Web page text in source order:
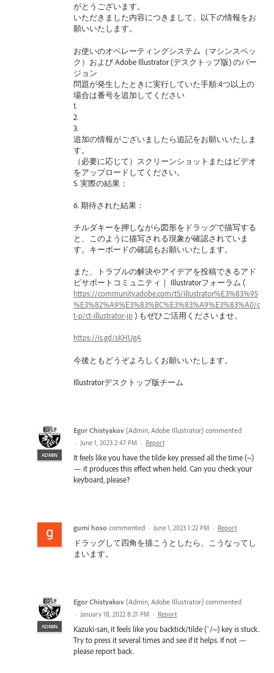
がとうございます。
いただきました内容につきまして、以下の情報をお
願いいたします。
お使いのオペレーティングシステム（マシンスペッ
ク）および Adobe Illustrator (デスクトップ版) のバー
ジョン
問題が発生したときに実行していた手順:4つ以上の
場合は番号を追加してください
1.
2.
3.
追加の情報がございましたら追記をお願いいたしま
す。
（必要に応じて）スクリーンショットまたはビデオ
をアップロードしてください。
5. 実際の結果：
6. 期待された結果：
チルダキーを押しながら図形をドラッグで描写する
と、このように描写される現象が確認されていま
す。キーボードの確認もお願いいたします。
また、トラブルの解決やアイデアを投稿できるアド
ビサポートコミュニティ｜ Illustratorフォーラム (
https://community.adobe.com/t5/illustrator%E3%83%95
%E3%82%A9%E3%83%BC%E3%83%A9%E3%83%A0/c
t-p/ct-illustrator-jp) もぜひご活用くださいませ。
https://is.gd/sKHUgA
今後ともどうぞよろしくお願いいたします。
Illustratorデスクトップ版チーム
ADMIN
Egor Chistyakov (Admin, Adobe Illustrator) commented
· June 1, 2023 2:47 PM · Report
It feels like you have the tilde key pressed all the time (~)
— it produces this effect when held. Can you check your
keyboard, please?
gumi hoso commented · June 1, 2023 1:22 PM · Report
ドラッグして四角を描こうとしたら、こうなってし
まいます。
ADMIN
Egor Chistyakov (Admin, Adobe Illustrator) commented
· January 18, 2022 8:21 PM · Report
Kazuki-san, it feels like you backtick/tilde (`/~) key is stuck.
Try to press it several times and see if it helps. If not —
please report back.